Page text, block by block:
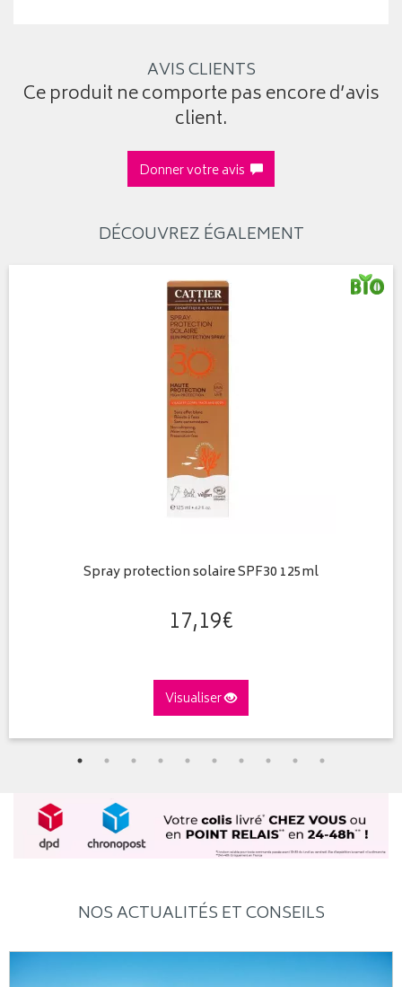
AVIS CLIENTS
Ce produit ne comporte pas encore d’avis
client.
Donner votre avis
DÉCOUVREZ ÉGALEMENT
Spray protection solaire SPF30 125ml
17,19€
Visualiser
NOS ACTUALITÉS ET CONSEILS